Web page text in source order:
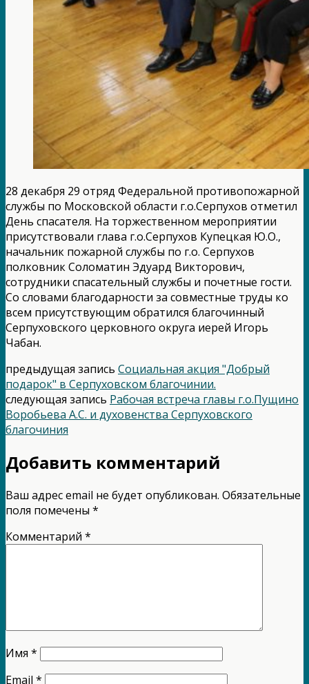
28 декабря 29 отряд Федеральной противопожарной
службы по Московской области г.о.Серпухов отметил
День спасателя. На торжественном мероприятии
присутствовали глава г.о.Серпухов Купецкая Ю.О.,
начальник пожарной службы по г.о. Серпухов
полковник Соломатин Эдуард Викторович,
сотрудники спасательный службы и почетные гости.
Со словами благодарности за совместные труды ко
всем присутствующим обратился благочинный
Серпуховского церковного округа иерей Игорь
Чабан.
предыдущая запись Социальная акция "Добрый
подарок" в Серпуховском благочинии.
следующая запись Рабочая встреча главы г.о.Пущино
Воробьева А.С. и духовенства Серпуховского
благочиния
Добавить комментарий
Ваш адрес email не будет опубликован. Обязательные
поля помечены *
Комментарий *
Имя *
Email *